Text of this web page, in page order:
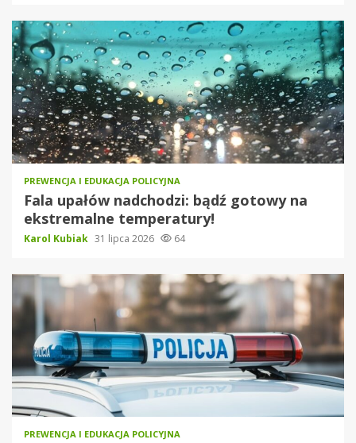
PREWENCJA I EDUKACJA POLICYJNA
Fala upałów nadchodzi: bądź gotowy na
ekstremalne temperatury!
Karol Kubiak 31 lipca 2026 64
PREWENCJA I EDUKACJA POLICYJNA